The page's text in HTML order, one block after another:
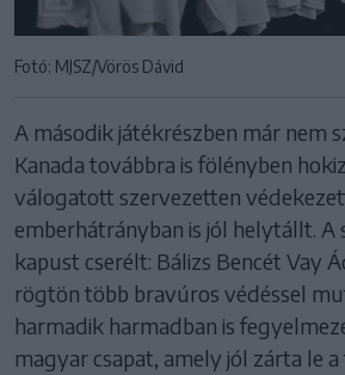
Fotó: MJSZ/Vörös Dávid
A második játékrészben már nem
Kanada továbbra is fölényben
válogatott szervezetten
emberhátrányban is jól helytállt. A
kapust cserélt: Bálizs Bencét Vay
rögtön több bravúros védéssel
harmadik harmadban is
magyar csapat, amely jól zárta le